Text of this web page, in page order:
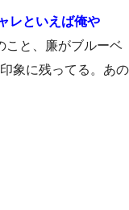
レといえば俺や
こと、廉がブルーベ
象に残ってる。あの